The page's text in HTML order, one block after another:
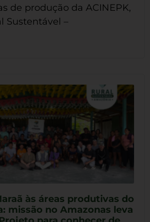
de produção da ACINEPK,
Sustentável –
às áreas produtivas do
missão no Amazonas leva